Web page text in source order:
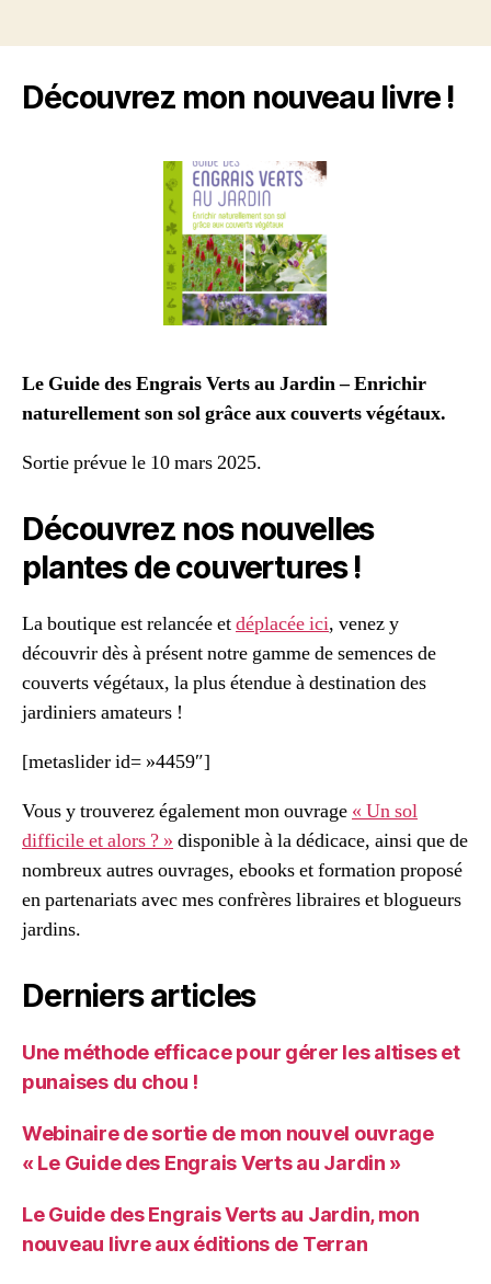
Découvrez mon nouveau livre !
Le Guide des Engrais Verts au Jardin – Enrichir
naturellement son sol grâce aux couverts végétaux.
Sortie prévue le 10 mars 2025.
Découvrez nos nouvelles
plantes de couvertures !
La boutique est relancée etdéplacée ici, venez y
découvrir dès à présent notre gamme de semences de
couverts végétaux, la plus étendue à destination des
jardiniers amateurs !
[metaslider id= »4459″]
Vous y trouverez également mon ouvrage « Un sol
difficile et alors ? » disponible à la dédicace, ainsi que de
nombreux autres ouvrages, ebooks et formation proposé
en partenariats avec mes confrères libraires et blogueurs
jardins.
Derniers articles
Une méthode efficace pour gérer les altises et
punaises du chou !
Webinaire de sortie de mon nouvel ouvrage
« Le Guide des Engrais Verts au Jardin »
Le Guide des Engrais Verts au Jardin, mon
nouveau livre aux éditions de Terran